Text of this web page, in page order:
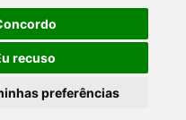
recuso
preferências